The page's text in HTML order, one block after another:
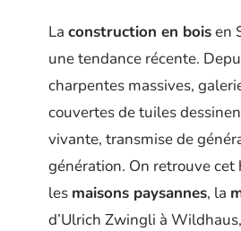
La construction en boisen
une tendance récente.
charpentes massives,
couvertes de tuiles
vivante, transmise de
génération. On retrouve cet
les maisons paysannes, la
d’Ulrich Zwingli à